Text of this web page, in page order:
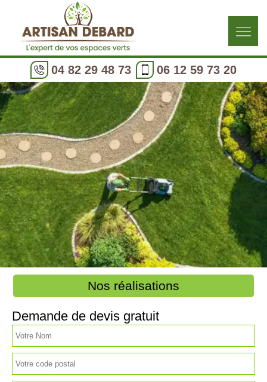
04 82 29 48 73 06 12 59 73 20
Nos réalisations
Demande de devis gratuit